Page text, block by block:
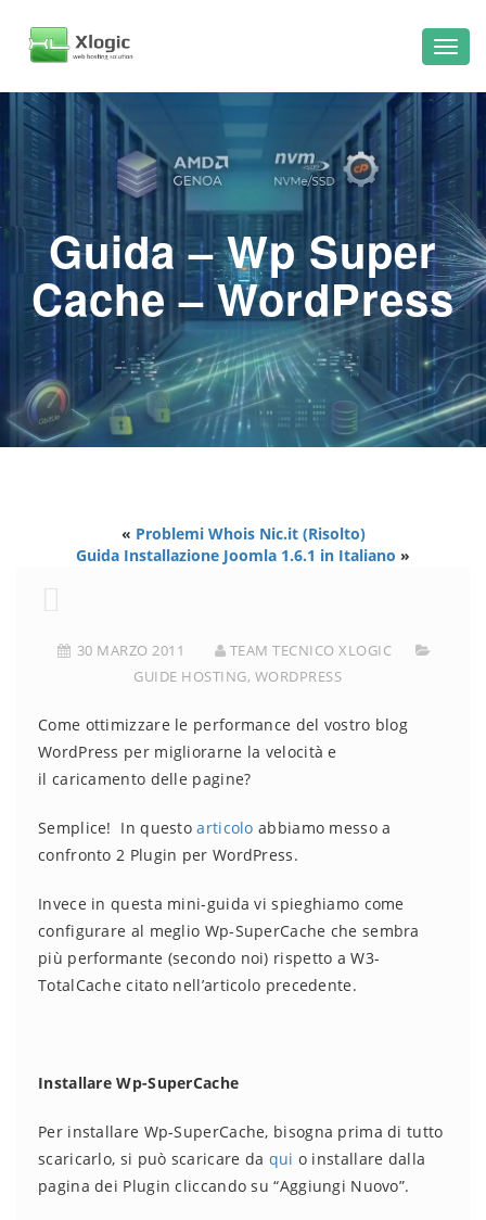
Guida – Wp Super
Cache – WordPress
« Problemi Whois Nic.it (Risolto)
Guida Installazione Joomla 1.6.1 in Italiano »
30 MARZO 2011
TEAM TECNICO XLOGIC
GUIDE HOSTING, WORDPRESS
Come ottimizzare le performance del vostro blog
WordPress per migliorarne la velocità e
il caricamento delle pagine?
Semplice! In questoarticolo abbiamo messo a
confronto 2 Plugin per WordPress.
Invece in questa mini-guida vi spieghiamo come
configurare al meglio Wp-SuperCache che sembra
più performante (secondo noi) rispetto a W3-
TotalCache citato nell’articolo precedente.
Installare Wp-SuperCache
Per installare Wp-SuperCache, bisogna prima di tutto
scaricarlo, si può scaricare da qui o installare dalla
pagina dei Plugin cliccando su “Aggiungi Nuovo”.